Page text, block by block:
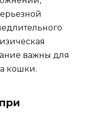
важны для
кошки.